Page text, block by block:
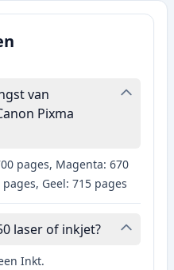
van
Pixma
pages, Magenta: 670
Geel: 715 pages
laser of inkjet?
Inkt.